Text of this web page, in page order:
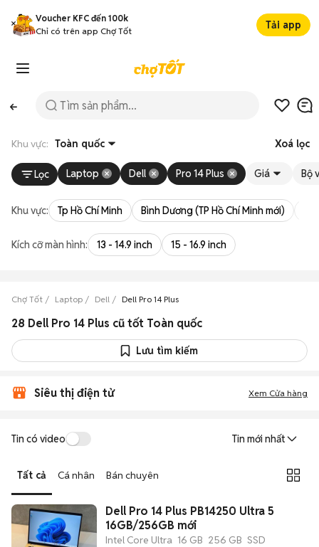
Voucher KFC đến 100k
Chỉ có trên app Chợ Tốt
Tải app
Khu vực: Toàn quốc Xoá lọc
Lọc Laptop Dell Pro 14 Plus Giá Bộ
Khu vực: Tp Hồ Chí Minh Bình Dương (TP Hồ Chí Minh mới)
Kích cỡ màn hình: 13 - 14.9 inch 15 - 16.9 inch
Chợ Tốt Laptop Dell Dell Pro 14 Plus
28 Dell Pro 14 Plus cũ tốt Toàn quốc
Lưu tìm kiếm
Siêu thị điện tử Xem Cửa hàng
Tin có video Tin mới nhất
Tất cả Cá nhân Bán chuyên
Dell Pro 14 Plus PB14250 Ultra 5
16GB/256GB mới
Intel Core Ultra 16 GB 256 GB SSD